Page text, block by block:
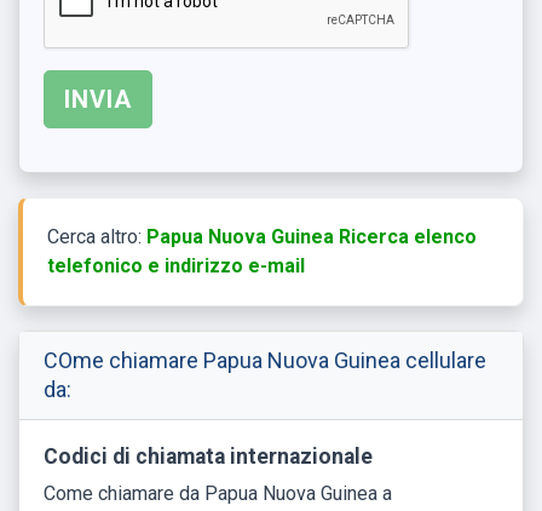
Cerca altro: Papua Nuova Guinea Ricerca elenco
telefonico e indirizzo e-mail
COme chiamare Papua Nuova Guinea cellulare
da:
Codici di chiamata internazionale
Come chiamare da Papua Nuova Guinea a